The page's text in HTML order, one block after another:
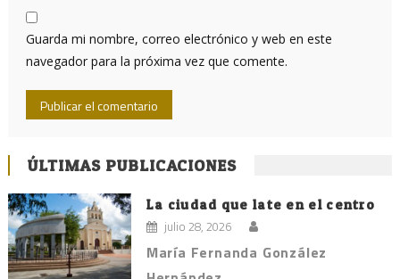
Guarda mi nombre, correo electrónico y web en este
navegador para la próxima vez que comente.
ÚLTIMAS PUBLICACIONES
La ciudad que late en el centro
julio 28, 2026
María Fernanda González